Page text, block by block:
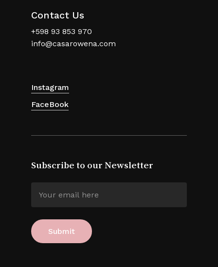
Contact Us
+598 93 853 970
info@casarowena.com
Instagram
FaceBook
Subscribe to our Newsletter